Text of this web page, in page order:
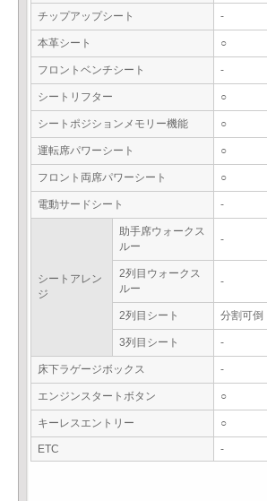
チップアップシート -
本革シート ○
フロントベンチシート -
シートリフター ○
シートポジションメモリー機能 ○
運転席パワーシート ○
フロント両席パワーシート ○
電動サードシート -
シートアレン
ジ
助手席ウォークス
ルー
-
2列目ウォークス
ルー
-
2列目シート 分割可倒
3列目シート -
床下ラゲージボックス -
エンジンスタートボタン ○
キーレスエントリー ○
ETC -